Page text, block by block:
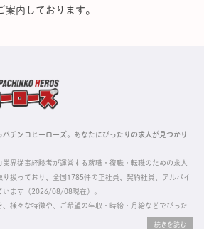
案内しております。
チンコヒーローズ。あなたにぴったりの求人が見つかり
界従事経験者が運営する就職・復職・転職のための求人
扱っており、全国1785件の正社員、契約社員、アルバイ
います（2026/08/08現在）。
様々な特徴や、ご希望の年収・時給・月給などでぴった